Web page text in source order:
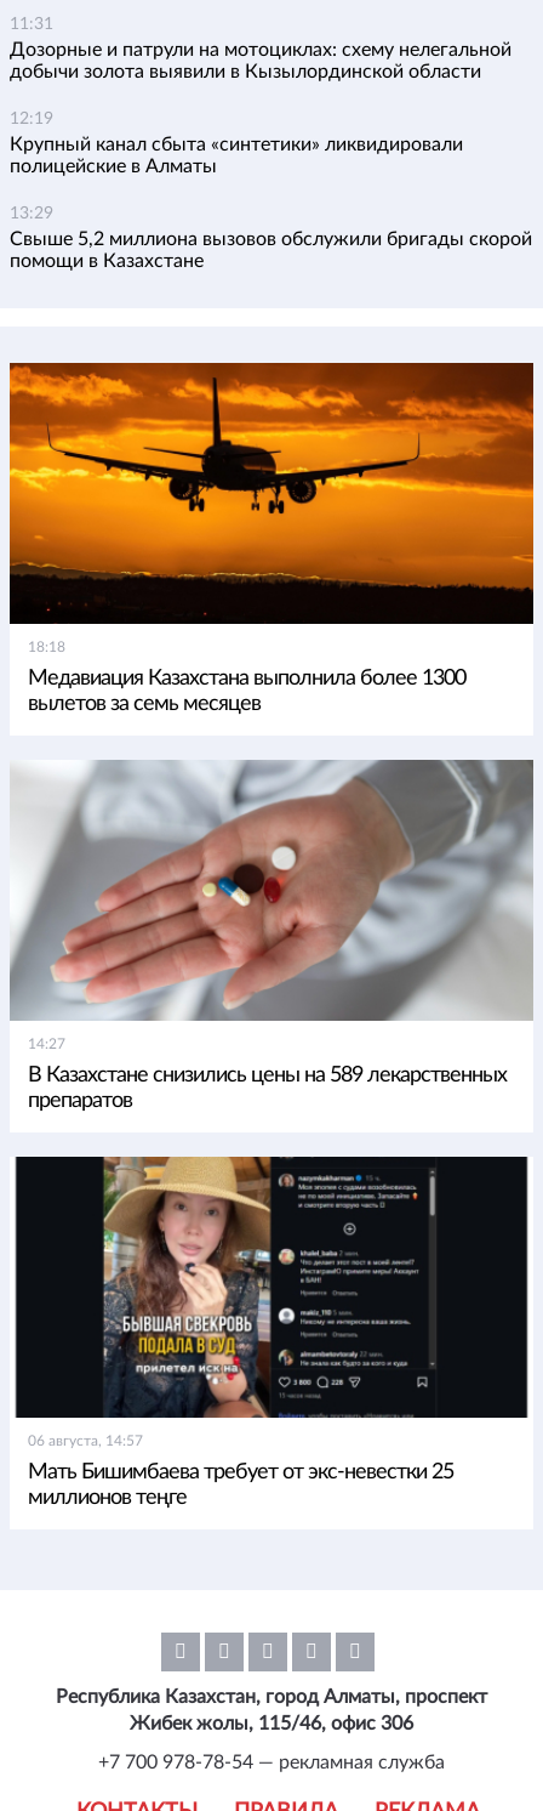
11:31
Дозорные и патрули на мотоциклах: схему нелегальной
добычи золота выявили в Кызылординской области
12:19
Крупный канал сбыта «синтетики» ликвидировали
полицейские в Алматы
13:29
Свыше 5,2 миллиона вызовов обслужили бригады скорой
помощи в Казахстане
18:18
Медавиация Казахстана выполнила более 1300
вылетов за семь месяцев
14:27
В Казахстане снизились цены на 589 лекарственных
препаратов
06 августа, 14:57
Мать Бишимбаева требует от экс-невестки 25
миллионов теңге
Республика Казахстан, город Алматы, проспект
Жибек жолы, 115/46, офис 306
+7 700 978-78-54 — рекламная служба